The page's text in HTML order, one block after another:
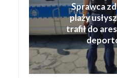
Sprawca
plaży
trafił do